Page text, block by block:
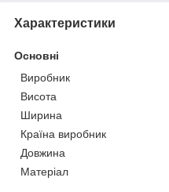
Характеристики
Основні
Виробник
Висота
Ширина
Країна виробник
Довжина
Матеріал